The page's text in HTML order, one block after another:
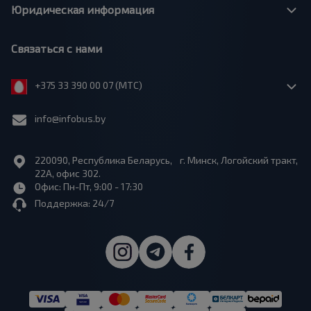
Юридическая информация
Связаться с нами
+375 33 390 00 07 (МТС)
info@infobus.by
220090, Республика Беларусь, г. Минск, Логойский тракт,
22А, офис 302.
Офис: Пн-Пт, 9:00 - 17:30
Поддержка: 24/7